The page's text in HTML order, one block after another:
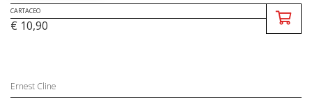
CARTACEO
€ 10,90
Ernest Cline